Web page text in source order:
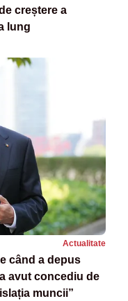
creștere a
lung
Actualitate
când a depus
avut concediu de
muncii”